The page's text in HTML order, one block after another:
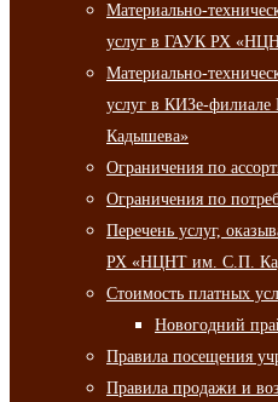
Материально-
услуг в ГАУК РХ
Материально-
услуг в КИЗе-
Кадышева»
Ограничения по
Ограничения по
Перечень услуг,
РХ «НЦНТ им. С.П.
Стоимость платных
Новогодний
Правила посещения
Правила продажи и